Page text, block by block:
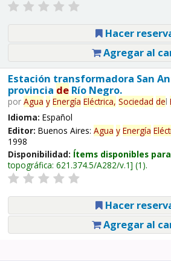
Hacer
Agregar al
Estación transformadora San
provincia deRío Negro.
por Agua y Energía Eléctrica, Sociedad del
Idioma: Español
Editor: Buenos Aires: Agua y Energía
1998
Disponibilidad: Ítems disponibles
topográfica: 621.374.5/A282/v.1 (1).
Hacer
Agregar al